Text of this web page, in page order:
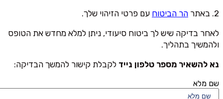
2. באתר
הר הביטוח עם פרטי הזיהוי שלך.
לאחר בדיקה שיש לך ביטוח סיעודי, ניתן למלא מחדש את הטופס
ולהמשיך בתהליך.
נא להשאיר מספר טלפון נייד לקבלת קישור להמשך הבדיקה:
שם מלא